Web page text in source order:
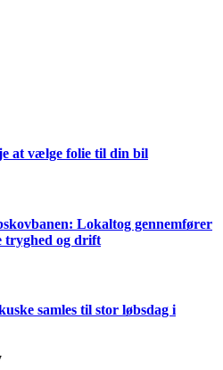
at vælge folie til din bil
Lokaltog gennemfører
tryghed og drift
samles til stor løbsdag i